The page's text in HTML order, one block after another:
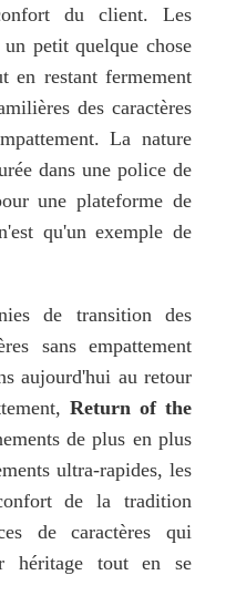
du client. Les
petit quelque chose
en restant fermement
des caractères
La nature
dans une police de
une plateforme de
qu'un exemple de
de transition des
sans empattement
aujourd'hui au retour
Return of the
de plus en plus
ultra-rapides, les
de la tradition
de caractères qui
héritage tout en se